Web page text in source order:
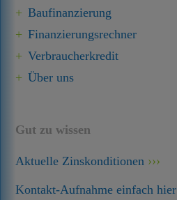
Baufinanzierung
Finanzierungsrechner
Verbraucherkredit
Über uns
Gut zu wissen
Aktuelle Zinskonditionen
Kontakt-Aufnahme einfach hier